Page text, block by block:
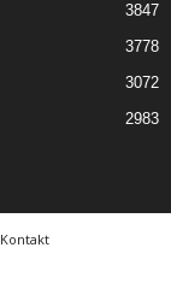
3847
3778
3072
2983
Kontakt